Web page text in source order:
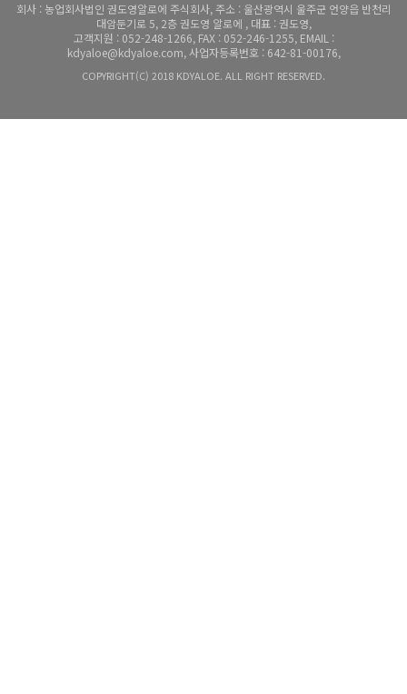
회사 : 농업회사법인 권도영알로에 주식회사, 주소 : 울산광역시 울주군 언양읍 반천리
대암둔기로 5, 2층 권도영 알로에 , 대표 : 권도영,
고객지원 : 052-248-1266, FAX : 052-246-1255, EMAIL :
kdyaloe@kdyaloe.com, 사업자등록번호 : 642-81-00176,
COPYRIGHT(C) 2018 KDYALOE. ALL RIGHT RESERVED.